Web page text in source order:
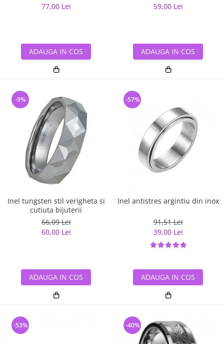
77,00 Lei
ADAUGA IN COS
59,00 Lei
ADAUGA IN COS
Inel tungsten stil verigheta si
cutiuta bijuterii
66,09 Lei
60,00 Lei
-9%
ADAUGA IN COS
Inel antistres argintiu din inox
91,51 Lei
39,00 Lei
-57%
ADAUGA IN COS
-53% -40%